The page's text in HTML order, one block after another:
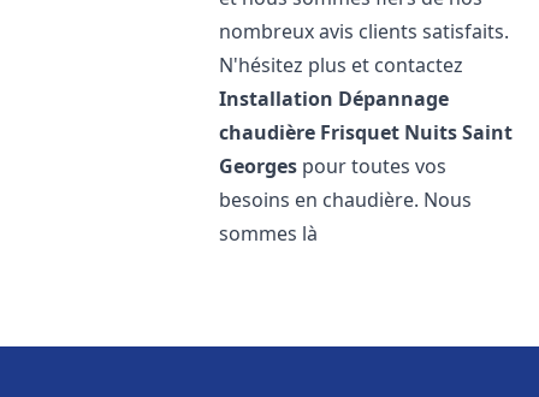
nombreux avis clients satisfaits.
N'hésitez plus et contactez
Installation Dépannage
chaudière Frisquet Nuits Saint
Georges pour toutes vos
besoins en chaudière. Nous
sommes là